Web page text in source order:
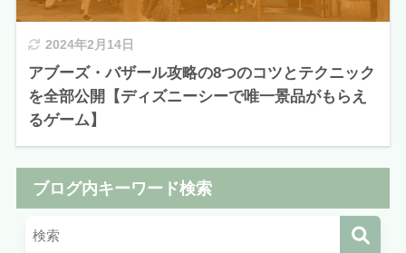
2024年2月14日
アブーズ・バザール攻略の8つのコツとテクニック
を全部公開【ディズニーシーで唯一景品がもらえ
るゲーム】
ブログ内キーワード検索